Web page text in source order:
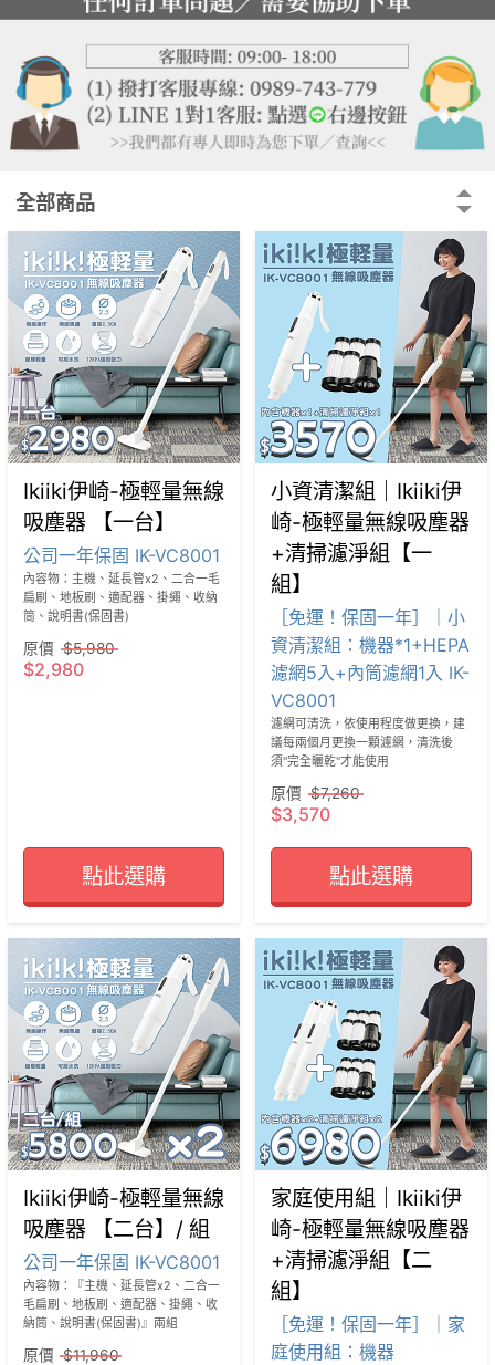
全部商品
Ikiiki伊崎-極輕量無線
吸塵器 【一台】
公司一年保固 IK-VC8001
內容物：主機、延長管x2、二合一毛
扁刷、地板刷、適配器、掛繩、收納
筒、說明書(保固書)
原價 $5,980
$2,980
點此選購
小資清潔組｜Ikiiki伊
崎-極輕量無線吸塵器
+清掃濾淨組【一
組】
［免運！保固一年］｜小
資清潔組：機器*1+HEPA
濾網5入+內筒濾網1入 IK-
VC8001
濾網可清洗，依使用程度做更換，建
議每兩個月更換一顆濾網，清洗後
須"完全曬乾"才能使用
原價 $7,260
$3,570
點此選購
Ikiiki伊崎-極輕量無線
吸塵器 【二台】/ 組
公司一年保固 IK-VC8001
內容物：『主機、延長管x2、二合一
毛扁刷、地板刷、適配器、掛繩、收
納筒、說明書(保固書)』兩組
原價 $11,960
家庭使用組｜Ikiiki伊
崎-極輕量無線吸塵器
+清掃濾淨組【二
組】
［免運！保固一年］｜家
庭使用組：機器